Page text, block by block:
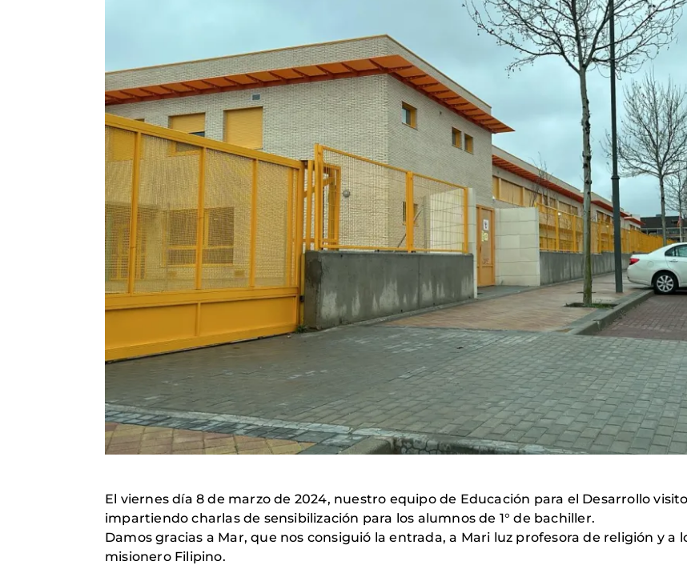
El viernes día 8 de marzo de 2024, nuestro equipo de Educación para el Desarrollo
impartiendo charlas de sensibilización para los alumnos de 1° de bachiller.
Damos gracias a Mar, que nos consiguió la entrada, a Mari luz profesora de religión y a
misionero Filipino.